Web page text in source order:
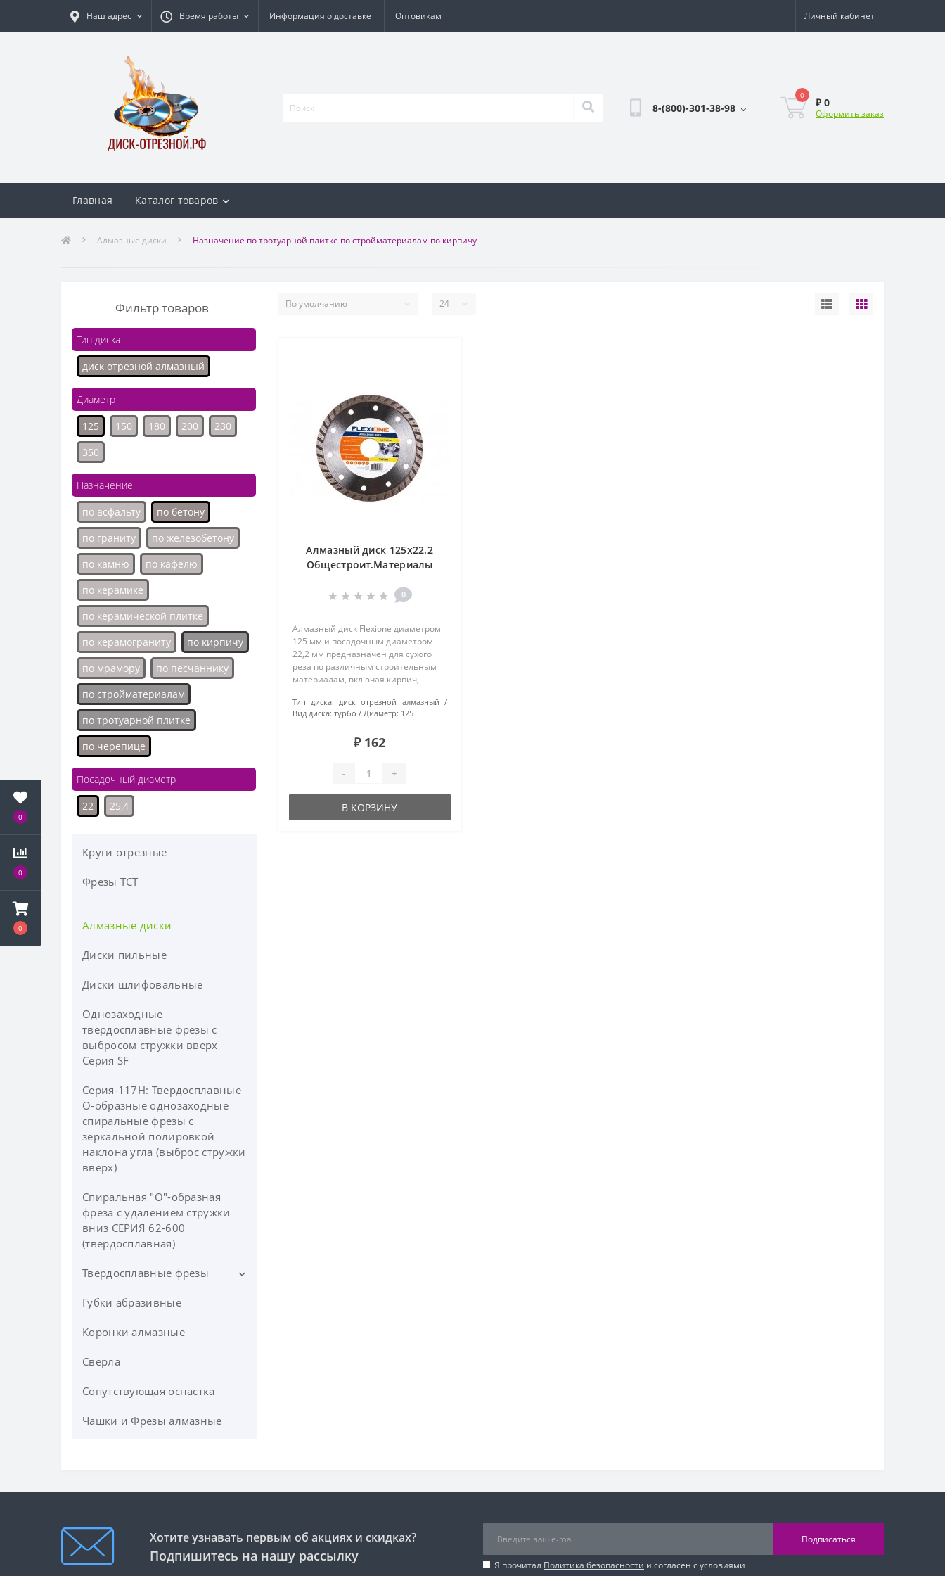
0
0
0
Наш адрес Время работы Информация о доставке Оптовикам Личный кабинет
8-(800)-301-38-98
0
₽ 0
Оформить заказ
Главная Каталог товаров
Алмазные диски Назначение по тротуарной плитке по стройматериалам по кирпичу
Фильтр товаров
Тип диска
диск отрезной алмазный
Диаметр
125
150 180 200
230
350
Назначение
по асфальту
по бетону
по граниту
по железобетону
по камню
по кафелю
по керамике
по керамической плитке
по керамограниту
по кирпичу
по мрамору
по песчаннику
по стройматериалам
по тротуарной плитке
по черепице
Посадочный диаметр
22
25,4
Круги отрезные
Фрезы ТСТ
Алмазные диски
Диски пильные
Диски шлифовальные
Однозаходные
твердосплавные фрезы с
выбросом стружки вверх
Серия SF
Серия-117H: Твердосплавные
О-образные однозаходные
спиральные фрезы c
зеркальной полировкой
наклона угла (выброс стружки
вверх)
Спиральная "О"-образная
фреза с удалением стружки
вниз СЕРИЯ 62-600
(твердосплавная)
Твердосплавные фрезы
UNION TOOL .Однозаходные
выбросом стружки вверх
фреза для мягких металов
О-образная спиральная
фреза с удалением стружки
Однозаходная «O»-образная
фреза с удалением стружки
Губки абразивные
Коронки алмазные
Сверла
Сопутствующая оснастка
Чашки и Фрезы алмазные
Алмазный диск 125х22.2
Общестроит.Материалы
0
Алмазный диск Flexione диаметром
125 мм и посадочным диаметром
22,2 мм предназначен для сухого
реза по различным строительным
материалам, включая кирпич,
плитку. Турбо-вид диска
обеспечивает высокую
Тип диска: диск отрезной алмазный
Вид диска: турбо Диаметр: 125
₽ 162
- +
В КОРЗИНУ
Хотите узнавать первым об акциях и скидках?
Подпишитесь на нашу рассылку
Подписаться
Я прочитал Политика безопасности и согласен с условиями